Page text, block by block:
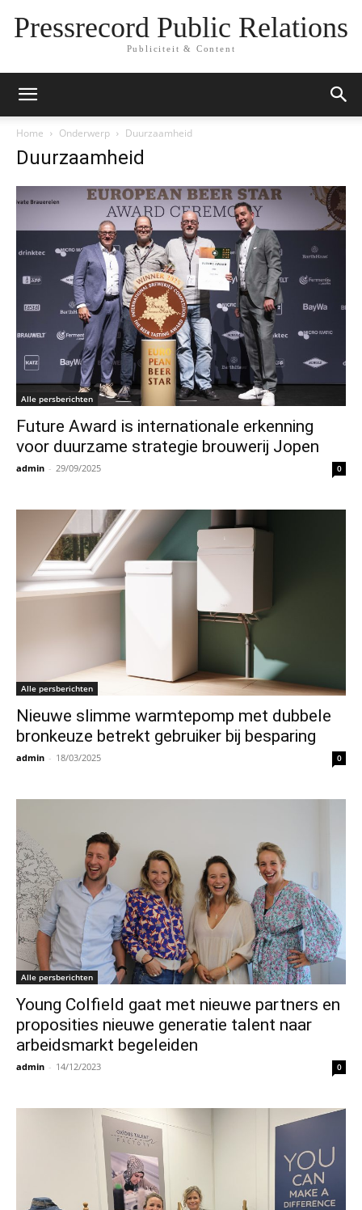
Pressrecord Public Relations
Publiciteit & Content
Home Onderwerp Duurzaamheid
Duurzaamheid
Alle persberichten
Future Award is internationale erkenning
voor duurzame strategie brouwerij Jopen
admin - 29/09/2025 0
Alle persberichten
Nieuwe slimme warmtepomp met dubbele
bronkeuze betrekt gebruiker bij besparing
admin - 18/03/2025 0
Alle persberichten
Young Colfield gaat met nieuwe partners en
proposities nieuwe generatie talent naar
arbeidsmarkt begeleiden
admin - 14/12/2023 0